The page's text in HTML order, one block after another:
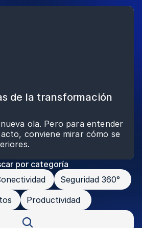
de la transformación
ola. Pero para entender
conviene mirar cómo se
por categoría
Seguridad 360°
Productividad